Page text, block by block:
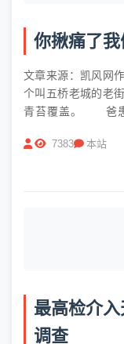
你揪痛了
文章来源：凯风
个叫五桥老城的老
青苔覆盖。 爸患
他发觉头发长了，
7383 本站
最高检介入
调查